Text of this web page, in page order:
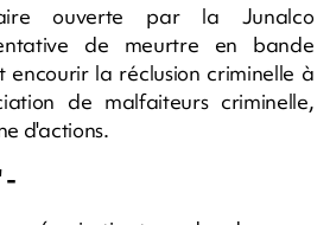
ouverte par la Junalco
de meurtre en bande
encourir la réclusion criminelle à
de malfaiteurs criminelle,
d'actions.
-